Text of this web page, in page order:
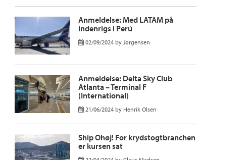
Anmeldelse: Med LATAM på
indenrigs i Perú
02/09/2024 by Jørgensen
Anmeldelse: Delta Sky Club
Atlanta – Terminal F
(International)
21/06/2024 by Henrik Olsen
Ship Ohøj! For krydstogtbranchen
er kursen sat